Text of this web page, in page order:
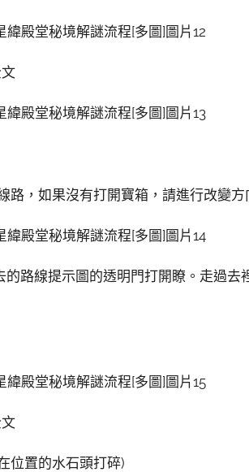
路，如果沒有打開寶箱，請進行改變方
路線提示圖的透明門打開瞭。走過去
位置的水石頭打碎)